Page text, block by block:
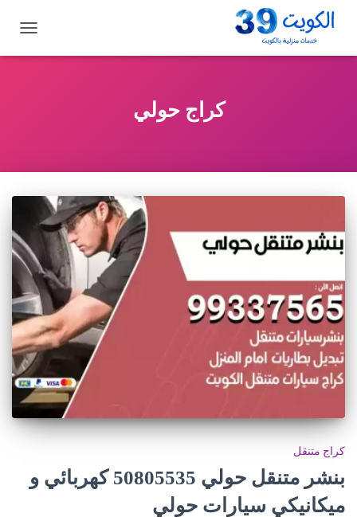
التنقل
كراج حولي
كراج متنقل
بنشر متنقل حولي 50805535‬ كهربائي و
ميكانيكي سيارات حولي